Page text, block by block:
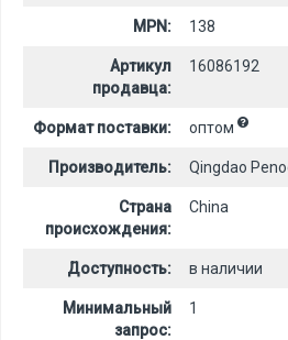
MPN: 138
Артикул
продавца:
16086192
Формат поставки: оптом
Производитель: Qingdao
Страна
происхождения:
China
Доступность: в наличии
Минимальный
запрос:
1